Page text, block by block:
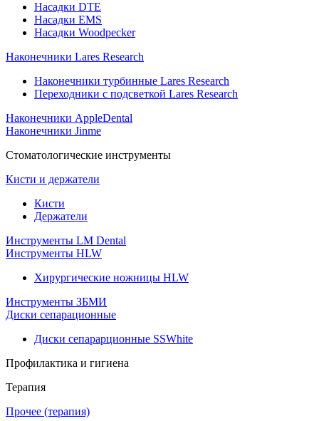
Насадки DTE
Насадки EMS
Насадки Woodpecker
Наконечники Lares Research
Наконечники турбинные Lares Research
Переходники с подсветкой Lares Research
Наконечники AppleDental
Наконечники Jinme
Стоматологические инструменты
Кисти и держатели
Кисти
Держатели
Инструменты LM Dental
Инструменты HLW
Хирургические ножницы HLW
Инструменты ЗБМИ
Диски сепарационные
Диски сепарарционные SSWhite
Профилактика и гигиена
Терапия
Прочее (терапия)